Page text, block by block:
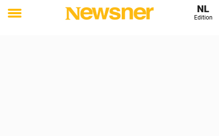
Toggle
NL
Edition